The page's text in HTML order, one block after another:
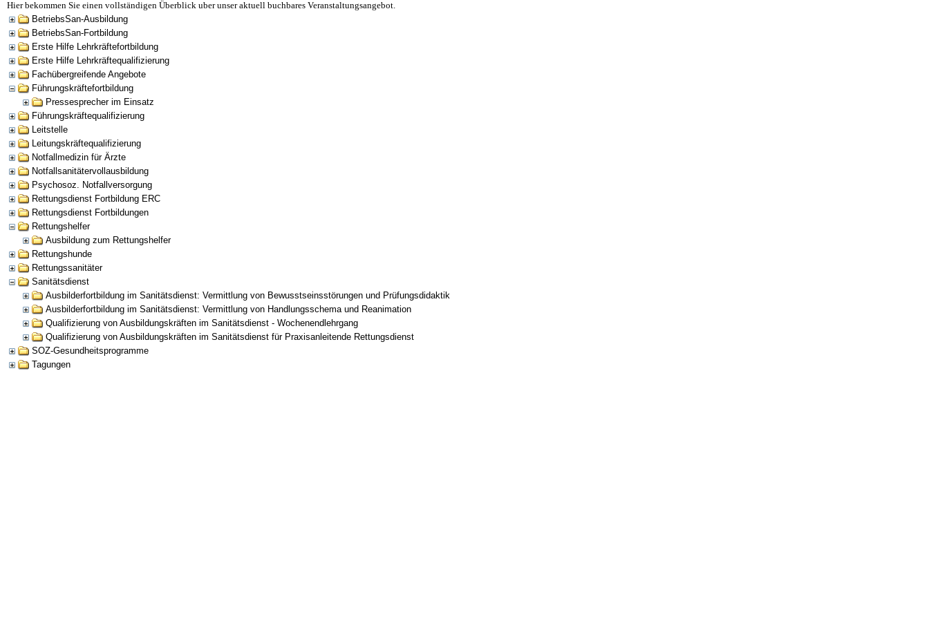
Hier bekommen Sie einen vollständigen Überblick uber unser aktuell buchbares Veranstaltungsangebot.
BetriebsSan-Ausbildung
BetriebsSan-Fortbildung
Erste Hilfe Lehrkräftefortbildung
Erste Hilfe Lehrkräftequalifizierung
Fachübergreifende Angebote
Führungskräftefortbildung
Pressesprecher im Einsatz
Führungskräftequalifizierung
Leitstelle
Leitungskräftequalifizierung
Notfallmedizin für Ärzte
Notfallsanitätervollausbildung
Psychosoz. Notfallversorgung
Rettungsdienst Fortbildung ERC
Rettungsdienst Fortbildungen
Rettungshelfer
Ausbildung zum Rettungshelfer
Rettungshunde
Rettungssanitäter
Sanitätsdienst
Ausbilderfortbildung im Sanitätsdienst: Vermittlung von Bewusstseinsstörungen und Prüfungsdidaktik
Ausbilderfortbildung im Sanitätsdienst: Vermittlung von Handlungsschema und Reanimation
Qualifizierung von Ausbildungskräften im Sanitätsdienst - Wochenendlehrgang
Qualifizierung von Ausbildungskräften im Sanitätsdienst für Praxisanleitende Rettungsdienst
SOZ-Gesundheitsprogramme
Tagungen